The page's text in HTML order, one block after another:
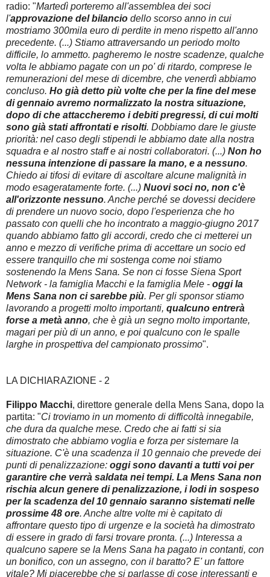
radio: "Martedì porteremo all'assemblea dei soci
l'approvazione del bilancio dello scorso anno in cui
mostriamo 300mila euro di perdite in meno rispetto all'anno
precedente. (...) Stiamo attraversando un periodo molto
difficile, lo ammetto. pagheremo le nostre scadenze, qualche
volta le abbiamo pagate con un po' di ritardo, comprese le
remunerazioni del mese di dicembre, che venerdì abbiamo
concluso. Ho già detto più volte che per la fine del mese
di gennaio avremo normalizzato la nostra situazione,
dopo di che attaccheremo i debiti pregressi, di cui molti
sono già stati affrontati e risolti. Dobbiamo dare le giuste
priorità: nel caso degli stipendi le abbiamo date alla nostra
squadra e al nostro staff e ai nostri collaboratori. (...) Non ho
nessuna intenzione di passare la mano, e a nessuno.
Chiedo ai tifosi di evitare di ascoltare alcune malignità in
modo esageratamente forte. (...) Nuovi soci no, non c'è
all'orizzonte nessuno. Anche perché se dovessi decidere
di prendere un nuovo socio, dopo l'esperienza che ho
passato con quelli che ho incontrato a maggio-giugno 2017
quando abbiamo fatto gli accordi, credo che ci metterei un
anno e mezzo di verifiche prima di accettare un socio ed
essere tranquillo che mi sostenga come noi stiamo
sostenendo la Mens Sana. Se non ci fosse Siena Sport
Network - la famiglia Macchi e la famiglia Mele - oggi la
Mens Sana non ci sarebbe più. Per gli sponsor stiamo
lavorando a progetti molto importanti, qualcuno entrerà
forse a metà anno, che è già un segno molto importante,
magari per più di un anno, e poi qualcuno con le spalle
larghe in prospettiva del campionato prossimo".
LA DICHIARAZIONE - 2
Filippo Macchi, direttore generale della Mens Sana, dopo la
partita: "Ci troviamo in un momento di difficoltà innegabile,
che dura da qualche mese. Credo che ai fatti si sia
dimostrato che abbiamo voglia e forza per sistemare la
situazione. C'è una scadenza il 10 gennaio che prevede dei
punti di penalizzazione: oggi sono davanti a tutti voi per
garantire che verrà saldata nei tempi. La Mens Sana non
rischia alcun genere di penalizzazione, i lodi in sospeso
per la scadenza del 10 gennaio saranno sistemati nelle
prossime 48 ore. Anche altre volte mi è capitato di
affrontare questo tipo di urgenze e la società ha dimostrato
di essere in grado di farsi trovare pronta. (...) Interessa a
qualcuno sapere se la Mens Sana ha pagato in contanti, con
un bonifico, con un assegno, con il baratto? E' un fattore
vitale? Mi piacerebbe che si parlasse di cose interessanti e